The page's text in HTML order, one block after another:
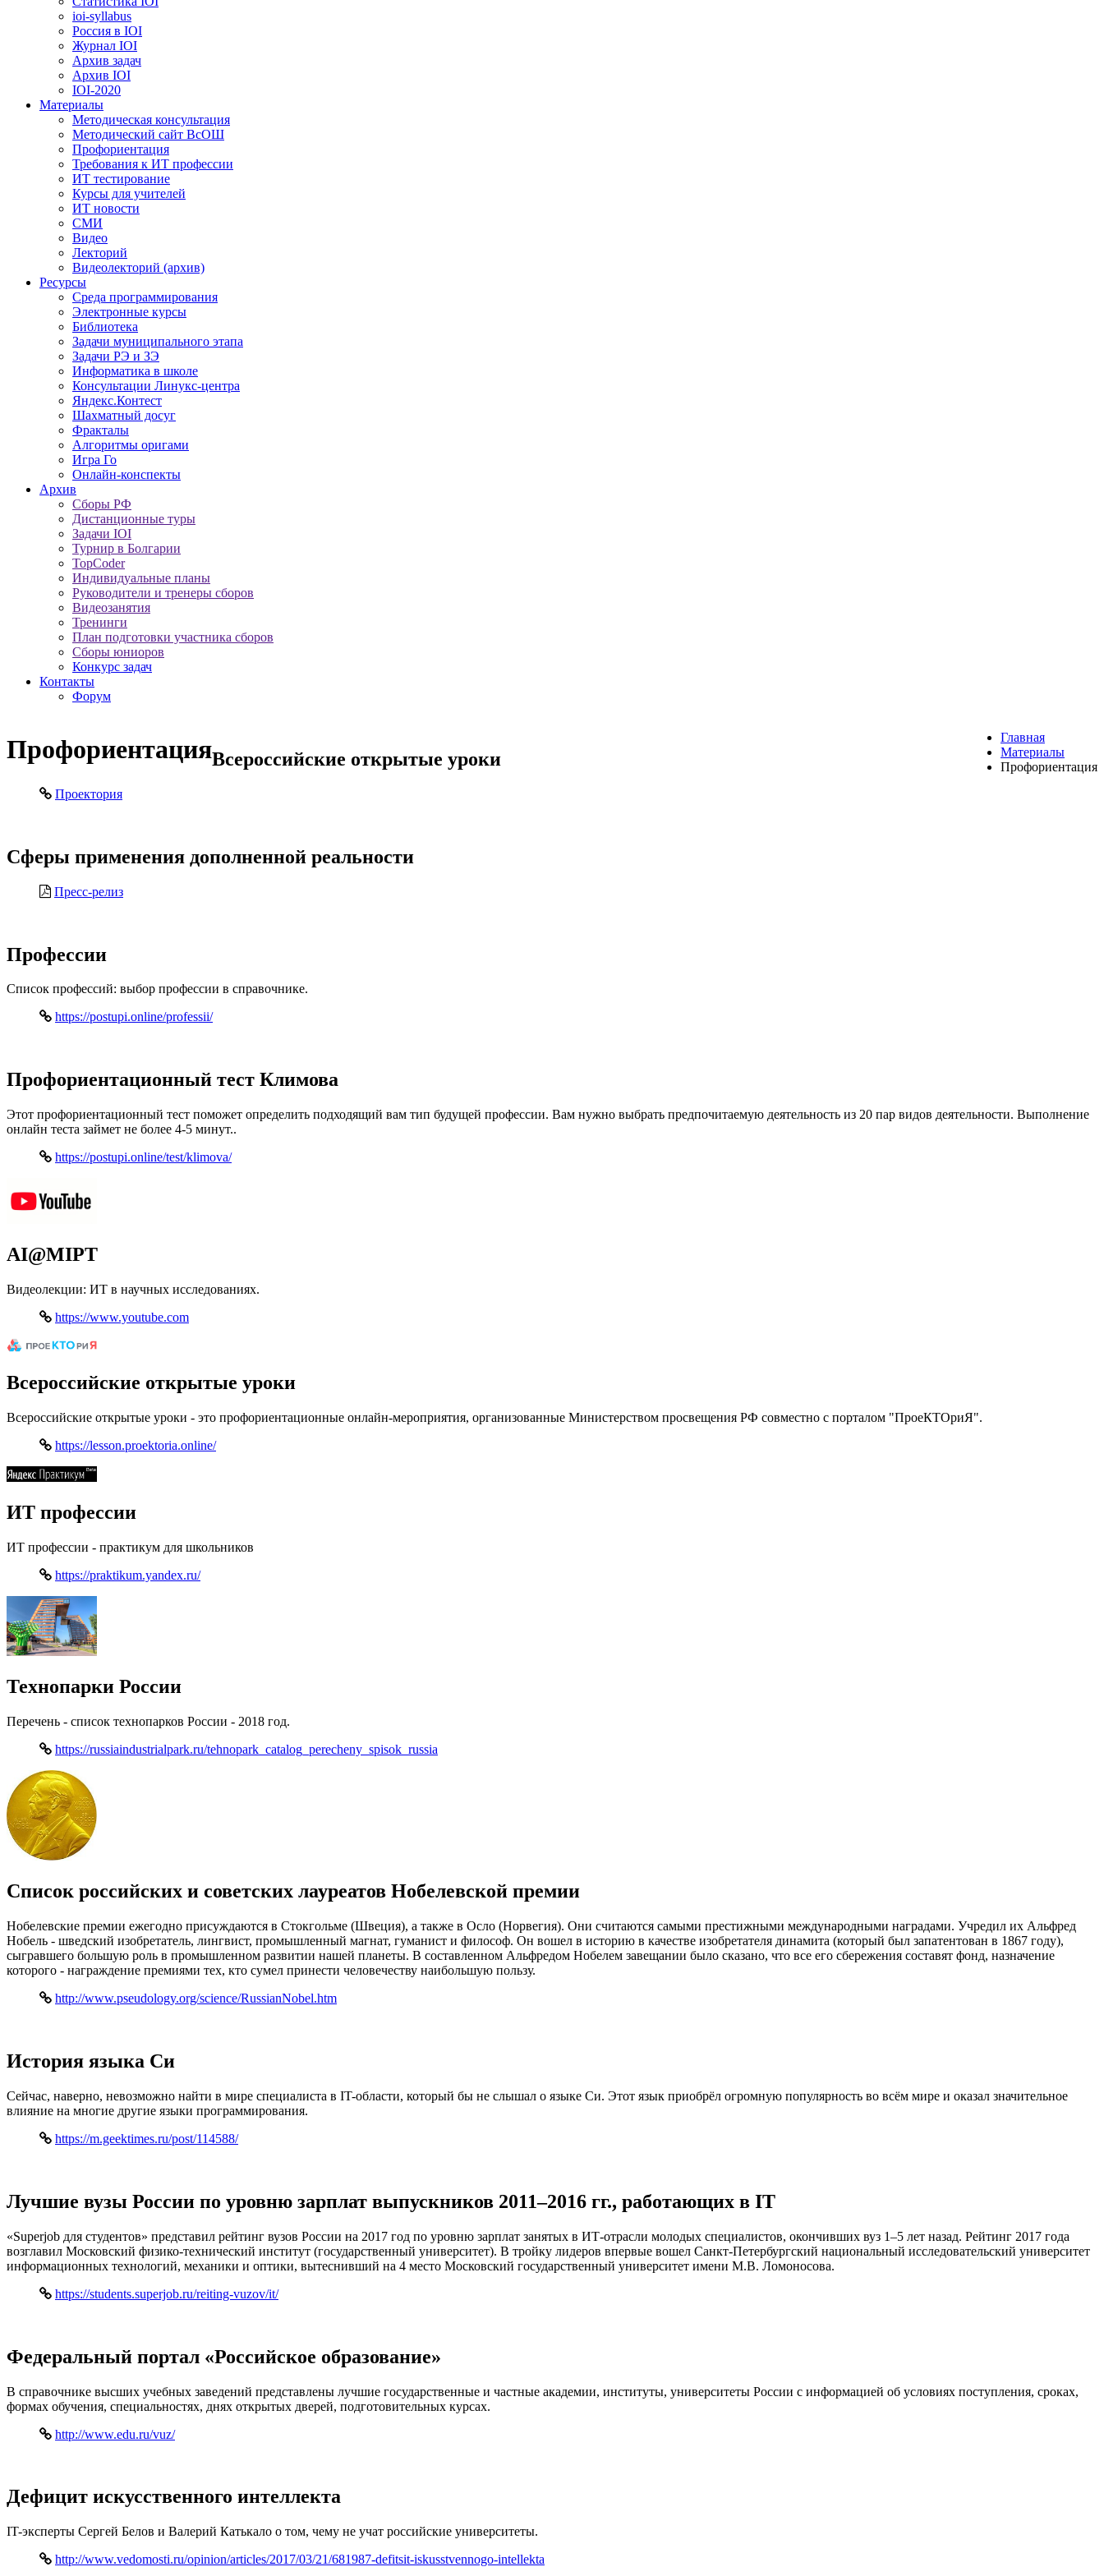
ioi-syllabus
Россия в IOI
Журнал IOI
Архив задач
Архив IOI
IOI-2020
Материалы
Методическая консультация
Методический сайт ВсОШ
Профориентация
Требования к ИТ профессии
ИТ тестирование
Курсы для учителей
ИТ новости
СМИ
Видео
Лекторий
Видеолекторий (архив)
Ресурсы
Среда программирования
Электронные курсы
Библиотека
Задачи муниципального этапа
Задачи РЭ и ЗЭ
Информатика в школе
Консультации Линукс-центра
Яндекс.Контест
Шахматный досуг
Фракталы
Алгоритмы оригами
Игра Го
Онлайн-конспекты
Архив
Сборы РФ
Дистанционные туры
Задачи IOI
Турнир в Болгарии
TopCoder
Индивидуальные планы
Руководители и тренеры сборов
Видеозанятия
Тренинги
План подготовки участника сборов
Сборы юниоров
Конкурс задач
Контакты
Форум
Профориентация
Главная
Материалы
Профориентация
Всероссийские открытые уроки
Проектория
Сферы применения дополненной реальности
Пресс-релиз
Профессии
Список профессий: выбор профессии в справочнике.
https://postupi.online/professii/
Профориентационный тест Климова
Этот профориентационный тест поможет определить подходящий вам тип будущей профессии. Вам нужно выбрать предпочитаемую деятельность из 20 пар видов деятельности. Выполнение
онлайн теста займет не более 4-5 минут..
https://postupi.online/test/klimova/
AI@MIPT
Видеолекции: ИТ в научных исследованиях.
https://www.youtube.com
Всероссийские открытые уроки
Всероссийские открытые уроки - это профориентационные онлайн-мероприятия, организованные Министерством просвещения РФ совместно с порталом "ПроеКТОриЯ".
https://lesson.proektoria.online/
ИТ профессии
ИТ профессии - практикум для школьников
https://praktikum.yandex.ru/
Технопарки России
Перечень - список технопарков России - 2018 год.
https://russiaindustrialpark.ru/tehnopark_catalog_perecheny_spisok_russia
Список российских и советских лауреатов Нобелевской премии
Нобелевские премии ежегодно присуждаются в Стокгольме (Швеция), а также в Осло (Норвегия). Они считаются самыми престижными международными наградами. Учредил их Альфред
Нобель - шведский изобретатель, лингвист, промышленный магнат, гуманист и философ. Он вошел в историю в качестве изобретателя динамита (который был запатентован в 1867 году),
сыгравшего большую роль в промышленном развитии нашей планеты. В составленном Альфредом Нобелем завещании было сказано, что все его сбережения составят фонд, назначение
которого - награждение премиями тех, кто сумел принести человечеству наибольшую пользу.
http://www.pseudology.org/science/RussianNobel.htm
История языка Си
Сейчас, наверно, невозможно найти в мире специалиста в IT-области, который бы не слышал о языке Си. Этот язык приобрёл огромную популярность во всём мире и оказал значительное
влияние на многие другие языки программирования.
https://m.geektimes.ru/post/114588/
Лучшие вузы России по уровню зарплат выпускников 2011–2016 гг., работающих в IT
«Superjob для студентов» представил рейтинг вузов России на 2017 год по уровню зарплат занятых в ИТ-отрасли молодых специалистов, окончивших вуз 1–5 лет назад. Рейтинг 2017 года
возглавил Московский физико-технический институт (государственный университет). В тройку лидеров впервые вошел Санкт-Петербургский национальный исследовательский университет
информационных технологий, механики и оптики, вытеснивший на 4 место Московский государственный университет имени М.В. Ломоносова.
https://students.superjob.ru/reiting-vuzov/it/
Федеральный портал «Российское образование»
В справочнике высших учебных заведений представлены лучшие государственные и частные академии, институты, университеты России с информацией об условиях поступления, сроках,
формах обучения, специальностях, днях открытых дверей, подготовительных курсах.
http://www.edu.ru/vuz/
Дефицит искусственного интеллекта
IT-эксперты Сергей Белов и Валерий Катькало о том, чему не учат российские университеты.
http://www.vedomosti.ru/opinion/articles/2017/03/21/681987-defitsit-iskusstvennogo-intellekta